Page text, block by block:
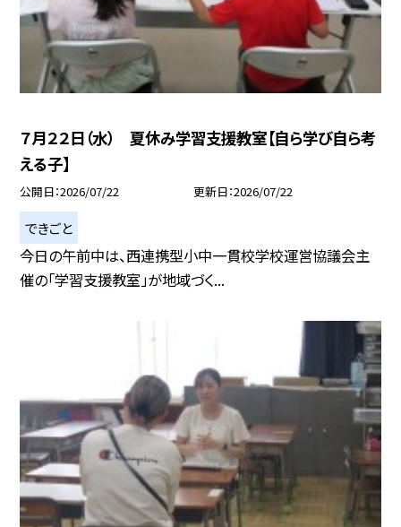
７月２２日（水） 夏休み学習支援教室【自ら学び自ら考
える子】
公開日 2026/07/22 更新日 2026/07/22
できごと
今日の午前中は、西連携型小中一貫校学校運営協議会主
催の「学習支援教室」が地域づく...